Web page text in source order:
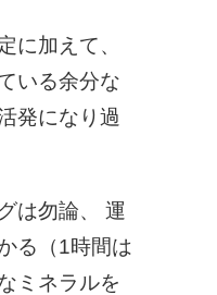
に加えて、
いる余分な
発になり過
は勿論、 運
る（1時間は
ミネラルを